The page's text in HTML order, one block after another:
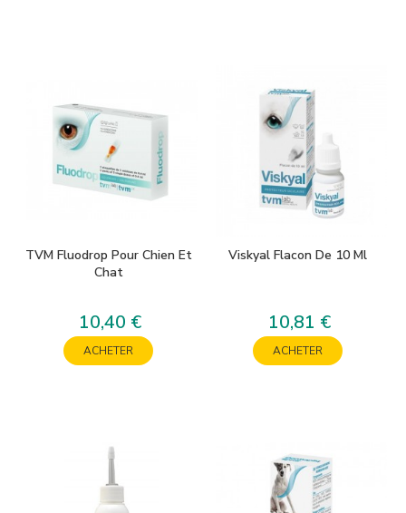
TVM Fluodrop Pour Chien Et
Chat
Prix
10,40 €
ACHETER
Viskyal Flacon De 10 Ml
Prix
10,81 €
ACHETER